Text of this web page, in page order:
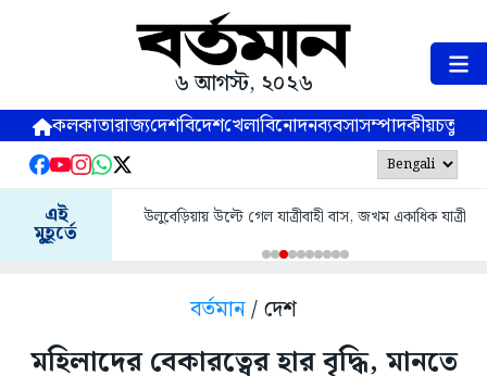
৬ আগস্ট, ২০২৬
কলকাতারাজ্যদেশবিদেশখেলাবিনোদনব্যবসাসম্পাদকীয়
এই
মুহূর্তে
উলুবেড়িয়ায় উল্টে গেল যাত্রীবাহী বাস, জখম একাধিক যাত্রী
বর্তমান/ দেশ
মহিলাদের বেকারত্বের হার বৃদ্ধি, মানতে